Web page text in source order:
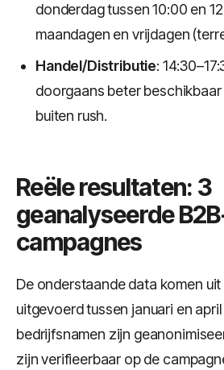
donderdag tussen 10:00 en
maandagen en vrijdagen
Handel/Distributie:
doorgaans beter
buiten rush.
Reële resultaten: 3
geanalyseerde
campagnes
De onderstaande data komen
uitgevoerd tussen januari en
bedrijfsnamen zijn
zijn verifieerbaar op de